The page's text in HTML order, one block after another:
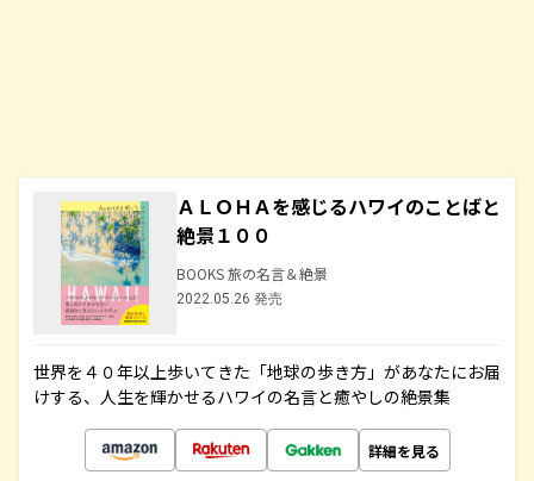
ＡＬＯＨＡを感じるハワイのことばと
絶景１００
BOOKS 旅の名言＆絶景
2022.05.26 発売
世界を４０年以上歩いてきた「地球の歩き方」があなたにお届
けする、人生を輝かせるハワイの名言と癒やしの絶景集
詳細を見る